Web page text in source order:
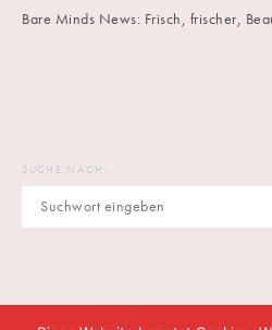
Bare Minds News: Frisch, frischer,
SUCHE NACH: